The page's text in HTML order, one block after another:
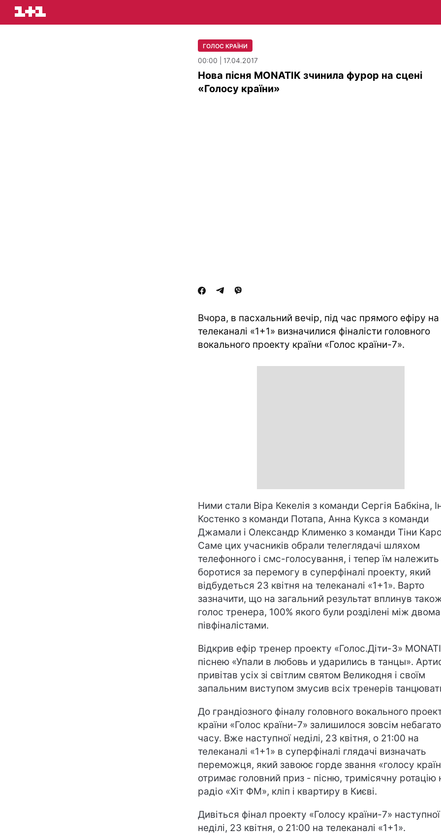
ГОЛОС КРАЇНИ
00:00 | 17.04.2017
Нова пісня MONATIK зчинила фурор на сцені
«Голосу країни»
Вчора, в пасхальний вечір, під час прямого ефіру на
телеканалі «1+1» визначилися фіналісти головного
вокального проекту країни «Голос країни-7».
Ними стали Віра Кекелія з команди Сергія Бабкіна,
Костенко з команди Потапа, Анна Кукса з команди
Джамали і Олександр Клименко з команди Тіни
Саме цих учасників обрали телеглядачі шляхом
телефонного і смс-голосування, і тепер їм належить
боротися за перемогу в суперфіналі проекту, який
відбудеться 23 квітня на телеканалі «1+1». Варто
зазначити, що на загальний результат вплинув
голос тренера, 100% якого були розділені між двома
півфіналістами.
Відкрив ефір тренер проекту «Голос.Діти-3»
піснею «Упали в любовь и ударились в танцы».
привітав усіх зі світлим святом Великодня і своїм
запальним виступом змусив всіх тренерів
До грандіозного фіналу головного вокального
країни «Голос країни-7» залишилося зовсім небагато
часу. Вже наступної неділі, 23 квітня, о 21:00 на
телеканалі «1+1» в суперфіналі глядачі визначать
переможця, який завоює горде звання «голосу
отримає головний приз - пісню, тримісячну ротацію
радіо «Хіт ФМ», кліп і квартиру в Києві.
Дивіться фінал проекту «Голосу країни-7» наступної
неділі, 23 квітня, о 21:00 на телеканалі «1+1».